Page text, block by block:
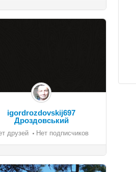
igordrozdovskij697
Дроздовський
друзей Нет подписчиков